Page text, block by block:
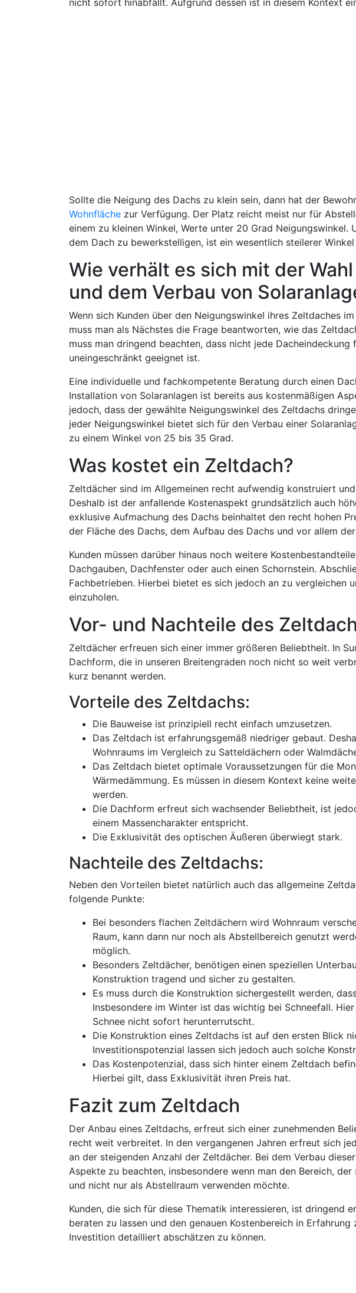
nicht sofort hinabfällt. Aufgrund dessen ist in diesem Kontext
Sollte die Neigung des Dachs zu klein sein, dann hat der
Wohnfläche zur Verfügung. Der Platz reicht meist nur für
einem zu kleinen Winkel, Werte unter 20 Grad Neigungswinkel.
dem Dach zu bewerkstelligen, ist ein wesentlich steilerer
Wie verhält es sich mit der
und dem Verbau von
Wenn sich Kunden über den Neigungswinkel ihres Zeltdaches
muss man als Nächstes die Frage beantworten, wie das
muss man dringend beachten, dass nicht jede
uneingeschränkt geeignet ist.
Eine individuelle und fachkompetente Beratung durch einen
Installation von Solaranlagen ist bereits aus kostenmäßigen
jedoch, dass der gewählte Neigungswinkel des Zeltdachs
jeder Neigungswinkel bietet sich für den Verbau einer
zu einem Winkel von 25 bis 35 Grad.
Was kostet ein Zeltdach?
Zeltdächer sind im Allgemeinen recht aufwendig konstruiert
Deshalb ist der anfallende Kostenaspekt grundsätzlich auch
exklusive Aufmachung des Dachs beinhaltet den recht hohen
der Fläche des Dachs, dem Aufbau des Dachs und vor allem
Kunden müssen darüber hinaus noch weitere
Dachgauben, Dachfenster oder auch einen Schornstein.
Fachbetrieben. Hierbei bietet es sich jedoch an zu vergleichen
einzuholen.
Vor- und Nachteile des
Zeltdächer erfreuen sich einer immer größeren Beliebtheit. In
Dachform, die in unseren Breitengraden noch nicht so weit
kurz benannt werden.
Vorteile des Zeltdachs:
Die Bauweise ist prinzipiell recht einfach umzusetzen.
Das Zeltdach ist erfahrungsgemäß niedriger gebaut.
Wohnraums im Vergleich zu Satteldächern oder
Das Zeltdach bietet optimale Voraussetzungen für die
Wärmedämmung. Es müssen in diesem Kontext keine
werden.
Die Dachform erfreut sich wachsender Beliebtheit, ist
einem Massencharakter entspricht.
Die Exklusivität des optischen Äußeren überwiegt stark.
Nachteile des Zeltdachs:
Neben den Vorteilen bietet natürlich auch das allgemeine
folgende Punkte:
Bei besonders flachen Zeltdächern wird Wohnraum
Raum, kann dann nur noch als Abstellbereich genutzt
möglich.
Besonders Zeltdächer, benötigen einen speziellen
Konstruktion tragend und sicher zu gestalten.
Es muss durch die Konstruktion sichergestellt werden,
Insbesondere im Winter ist das wichtig bei Schneefall.
Schnee nicht sofort herunterrutscht.
Die Konstruktion eines Zeltdachs ist auf den ersten Blick
Investitionspotenzial lassen sich jedoch auch solche
Das Kostenpotenzial, dass sich hinter einem Zeltdach
Hierbei gilt, dass Exklusivität ihren Preis hat.
Fazit zum Zeltdach
Der Anbau eines Zeltdachs, erfreut sich einer zunehmenden
recht weit verbreitet. In den vergangenen Jahren erfreut sich
an der steigenden Anzahl der Zeltdächer. Bei dem Verbau
Aspekte zu beachten, insbesondere wenn man den Bereich,
und nicht nur als Abstellraum verwenden möchte.
Kunden, die sich für diese Thematik interessieren, ist dringend
beraten zu lassen und den genauen Kostenbereich in
Investition detailliert abschätzen zu können.